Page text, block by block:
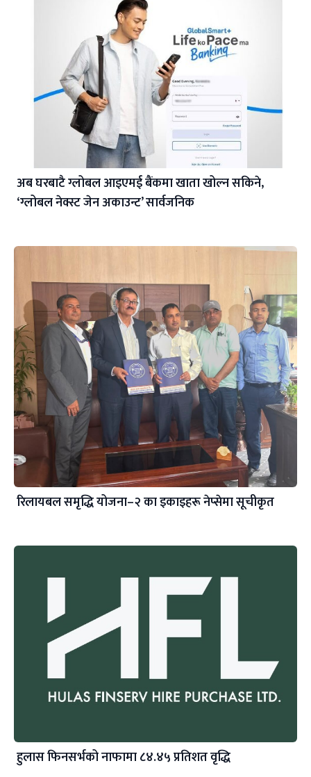
अब घरबाटै ग्लोबल आइएमई बैंकमा खाता खोल्न सकिने,
‘ग्लोबल नेक्स्ट जेन अकाउन्ट’ सार्वजनिक
रिलायबल समृद्धि योजना–२ का इकाइहरू नेप्सेमा सूचीकृत
हुलास फिनसर्भको नाफामा ८४.४५ प्रतिशत वृद्धि